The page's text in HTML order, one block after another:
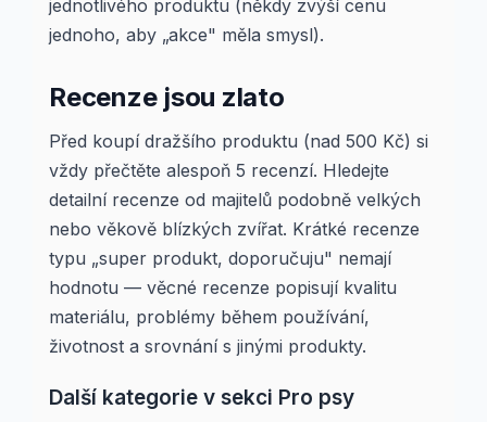
jednotlivého produktu (někdy zvýší cenu
jednoho, aby „akce" měla smysl).
Recenze jsou zlato
Před koupí dražšího produktu (nad 500 Kč) si
vždy přečtěte alespoň 5 recenzí. Hledejte
detailní recenze od majitelů podobně velkých
nebo věkově blízkých zvířat. Krátké recenze
typu „super produkt, doporučuju" nemají
hodnotu — věcné recenze popisují kvalitu
materiálu, problémy během používání,
životnost a srovnání s jinými produkty.
Další kategorie v sekci Pro psy